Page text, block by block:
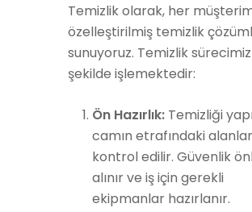
Temizlik olarak, her
özelleştirilmiş temizlik
sunuyoruz. Temizlik
şekilde işlemektedir:
Ön Hazırlık: Temizliği
camın etrafındaki alanlar
kontrol edilir. Güvenlik
alınır ve iş için gerekli
ekipmanlar hazırlanır.